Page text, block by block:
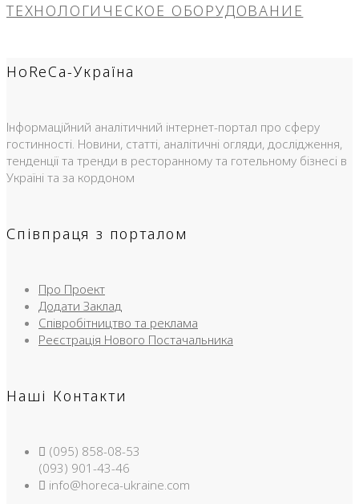
ТЕХНОЛОГИЧЕСКОЕ ОБОРУДОВАНИЕ
HoReCa-Україна
Інформаційний аналітичний інтернет-портал про сферу
гостинності. Новини, статті, аналітичні огляди, дослідження,
тенденції та тренди в ресторанному та готельному бізнесі в
Україні та за кордоном
Співпраця з порталом
Про Проект
Додати Заклад
Співробітництво та реклама
Реєстрація Нового Постачальника
Наші Контакти
(095) 858-08-53
(093) 901-43-46
info@horeca-ukraine.com